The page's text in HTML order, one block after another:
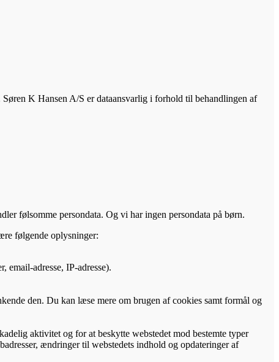
K Hansen A/S er dataansvarlig i forhold til behandlingen af
følsomme persondata. Og vi har ingen persondata på børn.
følgende oplysninger:
email-adresse, IP-adresse).
den. Du kan læse mere om brugen af cookies samt formål og
aktivitet og for at beskytte webstedet mod bestemte typer
ændringer til webstedets indhold og opdateringer af